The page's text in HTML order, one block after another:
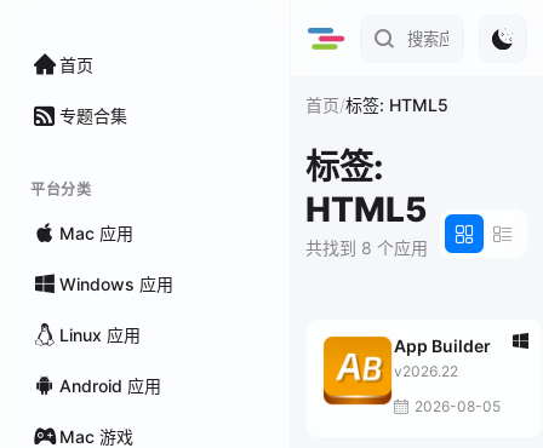
首页
专题合集
平台分类
Mac 应用
Windows 应用
Linux 应用
Android 应用
Mac 游戏
首页/标签: HTML5
标签:
HTML5
共找到 8 个应用
App Builder
v2026.22
2026-08-05